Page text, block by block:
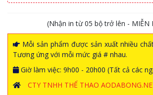
(Nhận in từ 05 bộ trở lên - MIỄN
Mỗi sản phẩm được sản xuất nhiều
Tương ứng với mỗi mức giá # nhau.
Giờ làm việc: 9h00 - 20h00 (Tất cả các
CTY TNHH THỂ THAO